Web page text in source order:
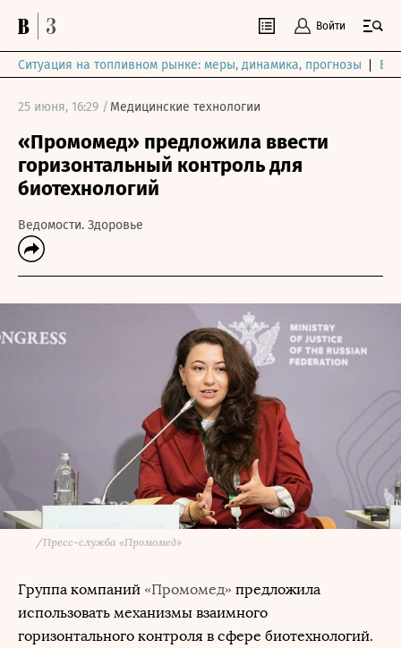
Войти
Ситуация на топливном рынке: меры, динамика, прогнозы
25 июня, 16:29 / Медицинские технологии
«Промомед» предложила ввести
горизонтальный контроль для
биотехнологий
Ведомости. Здоровье
/Пресс-служба «Промомед»
Группа компаний «Промомед» предложила
использовать механизмы взаимного
горизонтального контроля в сфере биотехнологий.